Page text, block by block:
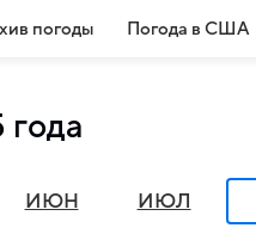
погоды Погода в США
года
ИЮН ИЮЛ